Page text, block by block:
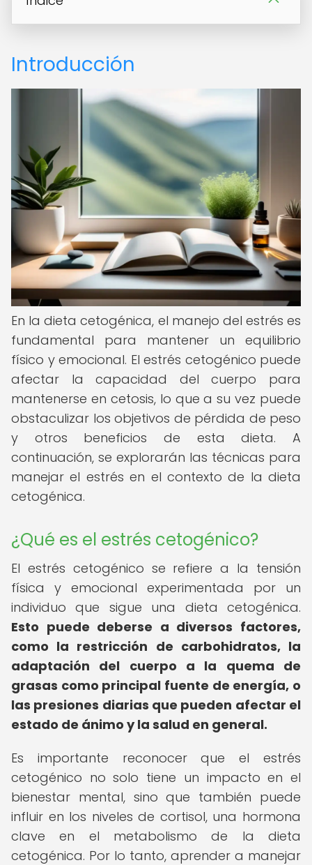
Introducción
En la dieta cetogénica, el manejo del estrés es
fundamental para mantener un equilibrio
físico y emocional. El estrés cetogénico puede
afectar la capacidad del cuerpo para
mantenerse en cetosis, lo que a su vez puede
obstaculizar los objetivos de pérdida de peso
y otros beneficios de esta dieta. A
continuación, se explorarán las técnicas para
manejar el estrés en el contexto de la dieta
cetogénica.
¿Qué es el estrés cetogénico?
El estrés cetogénico se refiere a la tensión
física y emocional experimentada por un
individuo que sigue una dieta cetogénica.
Esto puede deberse a diversos factores,
como la restricción de carbohidratos, la
adaptación del cuerpo a la quema de
grasas como principal fuente de energía, o
las presiones diarias que pueden afectar el
estado de ánimo y la salud en general.
Es importante reconocer que el estrés
cetogénico no solo tiene un impacto en el
bienestar mental, sino que también puede
influir en los niveles de cortisol, una hormona
clave en el metabolismo de la dieta
cetogénica. Por lo tanto, aprender a manejar